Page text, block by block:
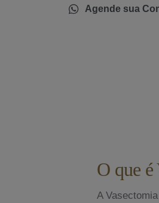
Agende sua
O que é
A